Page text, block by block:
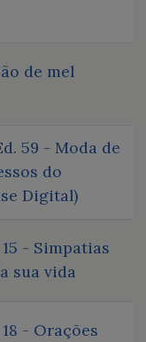
de mel
59 - Moda de
do
Digital)
- Simpatias
sua vida
- Orações